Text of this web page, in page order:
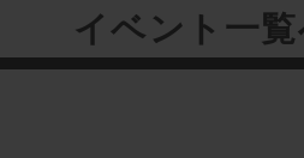
イベント一